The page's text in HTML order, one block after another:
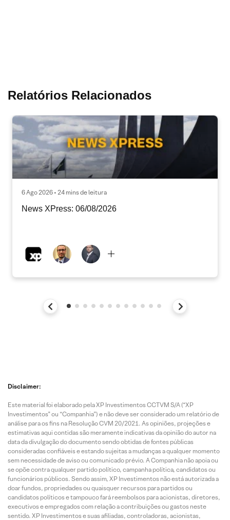
Relatórios Relacionados
6 Ago 2026 • 24 mins de leitura
News XPress: 06/08/2026
Disclaimer:
Este material foi elaborado pela XP Investimentos CCTVM S/A (“XP
Investimentos” ou “Companhia”) e não deve ser considerado um relatório de
análise para os fins na Resolução CVM 20/2021. As opiniões, projeções e
estimativas aqui contidas são meramente indicativas da opinião do autor na
data da divulgação do documento sendo obtidas de fontes públicas
consideradas confiáveis e estando sujeitas a mudanças a qualquer momento
sem necessidade de aviso ou comunicado prévio. A Companhia não apoia ou
se opõe contra qualquer partido político, campanha política, candidatos ou
funcionários públicos. Sendo assim, XP Investimentos não está autorizada a
doar fundos, propriedades ou quaisquer recursos para partidos ou
candidatos políticos e tampouco fará reembolsos para acionistas, diretores,
executivos e empregados com relação a contribuições ou gastos neste
sentido. XP Investimentos e suas afiliadas, controladoras, acionistas,